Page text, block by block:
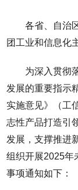
各省、自治
团工业和信息化
为深入贯彻
发展的重要指示
实施意见》（工
志性产品打造引
发展，支撑推进
组织开展2025年
事项通知如下：